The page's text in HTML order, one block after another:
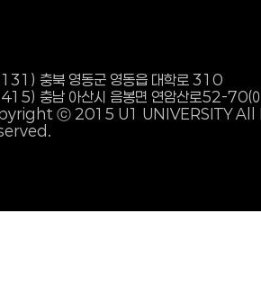
충북 영동군 영동읍 대학로 310
충남 아산시 음봉면 연암산로52-70(
ⓒ 2015 U1 UNIVERSITY All